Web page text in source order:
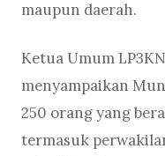
maupun daerah.
Ketua Umum
menyampaikan
250 orang yang
termasuk